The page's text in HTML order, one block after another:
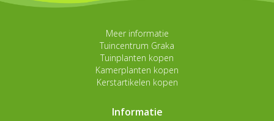
Meer informatie
Tuincentrum Graka
Tuinplanten kopen
Kamerplanten kopen
Kerstartikelen kopen
Informatie